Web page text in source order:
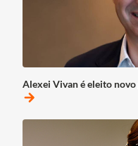
Alexei Vivan é eleito
arrow_forward